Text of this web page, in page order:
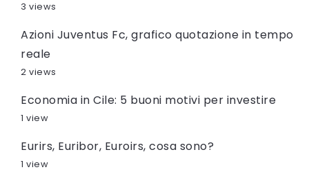
3 views
Azioni Juventus Fc, grafico quotazione in tempo
reale
2 views
Economia in Cile: 5 buoni motivi per investire
1 view
Eurirs, Euribor, Euroirs, cosa sono?
1 view